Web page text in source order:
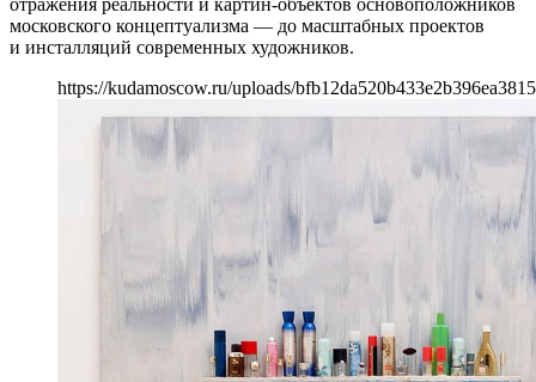
отражения реальности и картин-объектов основоположников
московского концептуализма — до масштабных проектов
и инсталляций современных художников.
https://kudamoscow.ru/uploads/